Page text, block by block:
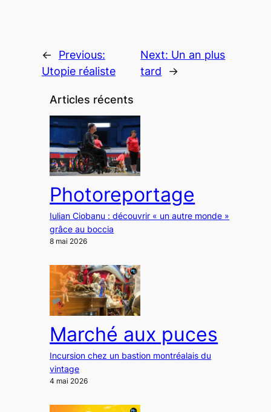
←
Previous:
Utopie réaliste
Next: Un an plus
tard
→
Articles récents
Photoreportage
Iulian Ciobanu : découvrir « un autre monde »
grâce au boccia
8 mai 2026
Marché aux puces
Incursion chez un bastion montréalais du
vintage
4 mai 2026